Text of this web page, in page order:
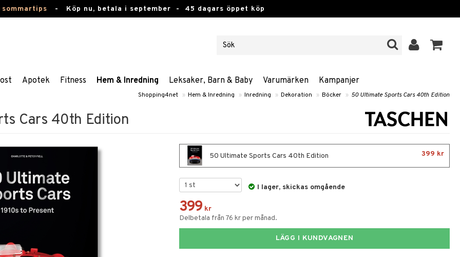
- Köp nu, betala i september - 45 dagars öppet köp
Apotek Fitness Hem & Inredning Leksaker, Barn & Baby Varumärken Kampanjer
Shopping4net » Hem & Inredning » Inredning » Dekoration » Böcker » 50 Ultimate Sports Cars 40th Edition
Cars 40th Edition
50 Ultimate Sports Cars 40th Edition 399 kr
I lager, skickas omgående
399 kr
Delbetala från 76 kr per månad.
LÄGG I KUNDVAGNEN